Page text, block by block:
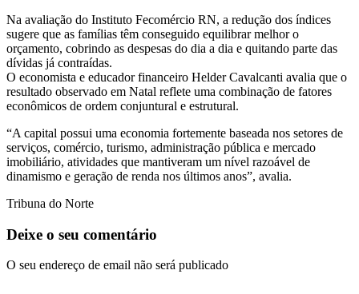
Na avaliação do Instituto Fecomércio RN, a redução dos índices
sugere que as famílias têm conseguido equilibrar melhor o
orçamento, cobrindo as despesas do dia a dia e quitando parte das
dívidas já contraídas.
O economista e educador financeiro Helder Cavalcanti avalia que o
resultado observado em Natal reflete uma combinação de fatores
econômicos de ordem conjuntural e estrutural.
“A capital possui uma economia fortemente baseada nos setores de
serviços, comércio, turismo, administração pública e mercado
imobiliário, atividades que mantiveram um nível razoável de
dinamismo e geração de renda nos últimos anos”, avalia.
Tribuna do Norte
Deixe o seu comentário
O seu endereço de email não será publicado